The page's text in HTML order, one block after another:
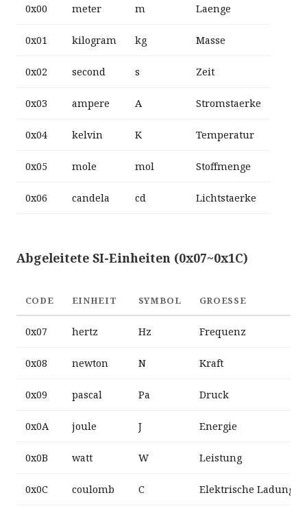
0x00 meter m Laenge
0x01 kilogram kg Masse
0x02 second s Zeit
0x03 ampere A Stromstaerke
0x04 kelvin K Temperatur
0x05 mole mol Stoffmenge
0x06 candela cd Lichtstaerke
Abgeleitete SI-Einheiten (0x07~0x1C)
CODE EINHEIT SYMBOL GROESSE
0x07 hertz Hz Frequenz
0x08 newton N Kraft
0x09 pascal Pa Druck
0x0A joule J Energie
0x0B watt W Leistung
0x0C coulomb C Elektrische Ladung